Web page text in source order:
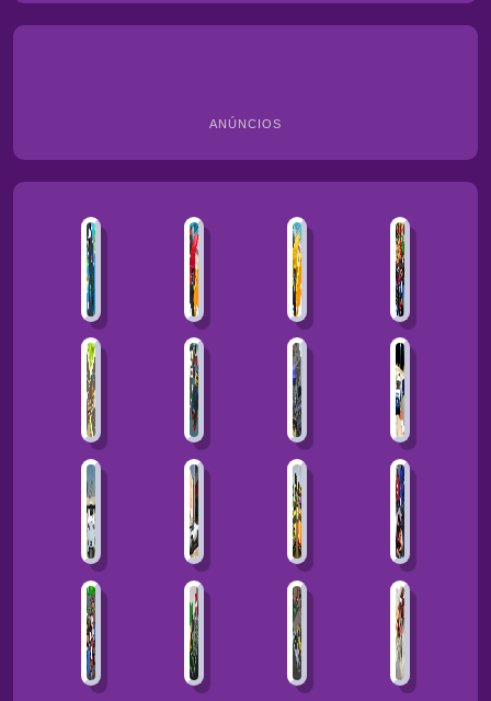
ANÚNCIOS